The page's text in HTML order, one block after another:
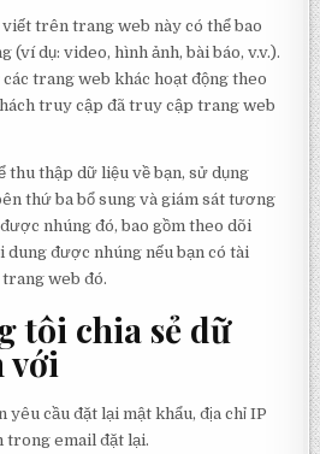
viết trên trang web này có thể bao
(ví dụ: video, hình ảnh, bài báo, v.v.).
trang web khác hoạt động theo
truy cập đã truy cập trang web
thu thập dữ liệu về bạn, sử dụng
thứ ba bổ sung và giám sát tương
nhúng đó, bao gồm theo dõi
dung được nhúng nếu bạn có tài
web đó.
tôi chia sẻ dữ
với
yêu cầu đặt lại mật khẩu, địa chỉ IP
trong email đặt lại.